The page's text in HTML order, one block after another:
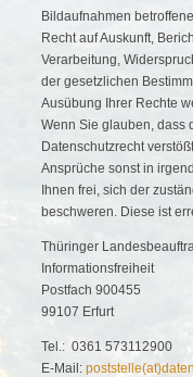
Bildaufnahmen
Recht auf Auskunft,
Verarbeitung,
der gesetzlichen
Ausübung Ihrer Rechte
Wenn Sie glauben, dass
Datenschutzrecht
Ansprüche sonst in
Ihnen frei, sich der
beschweren. Diese ist
Thüringer
Informationsfreiheit
Postfach 900455
99107 Erfurt
Tel.: 0361 573112900
E-Mail: